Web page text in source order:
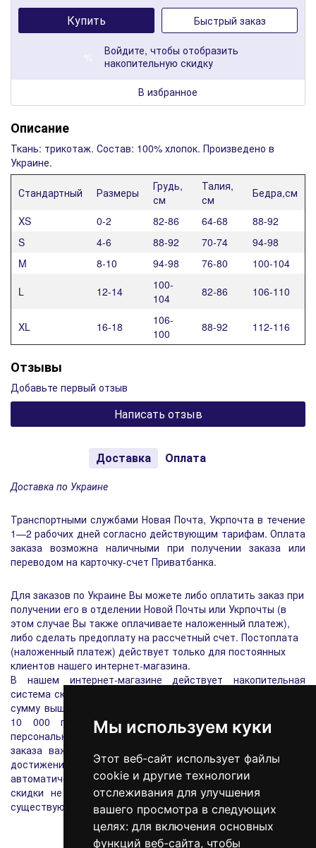
Мы используем куки
Этот веб-сайт использует файлы
cookie и другие технологии
отслеживания для улучшения
вашего просмотра в следующих
целях: для включения основных
функций веб-сайта, чтобы
Купить Быстрый заказ
Войдите, чтобы отобразить
накопительную скидку
В избранное
Описание
Ткань: трикотаж. Состав: 100% хлопок. Произведено в
Украине.
Стандартный Размеры
Грудь,
см
Талия,
см
Бедра,см
XS
0-2 82-86 64-68
88-92
S
4-6 88-92 70-74
94-98
M
8-10 94-98 76-80
100-104
L
12-14
100-
104
82-86 106-110
XL 16-18
106-
100
88-92 112-116
Отзывы
Добавьте первый отзыв
Написать отзыв
Доставка Оплата
Доставка по Украине
Транспортными службами Новая Почта, Укрпочта в течение
1—2 рабочих дней согласно действующим тарифам. Оплата
заказа возможна наличными при получении заказа или
переводом на карточку-счет Приватбанка.
Для заказов по Украине Вы можете либо оплатить заказ при
получении его в отделении Новой Почты или Укрпочты (в
этом случае Вы также оплачиваете наложенный платеж),
либо сделать предоплату на рассчетный счет. Постоплата
(наложенный платеж) действует только для постоянных
клиентов нашего интернет-магазина.
В нашем интернет-магазине действует накопительная
система скидок. После осуществления и оплаты заказов на
сумму выше 3000 грн., Вы получаете скидку 2%, 7000 - 5%,
10 000 грн. - 10%. Скидка фиксируется в Вашем
персональном кабинете, поэтому при оформлении первого
заказа важно пройти регистрацию на нашем сайте. При
достижении порогов вышеперечисленных сумм, система
автоматически будет высчитывать скидку. Персональные
скидки не насчитываются на акционные товары с уже
существующими скидками.